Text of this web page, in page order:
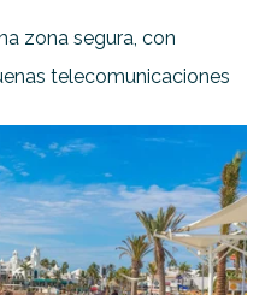
zona segura, con
telecomunicaciones